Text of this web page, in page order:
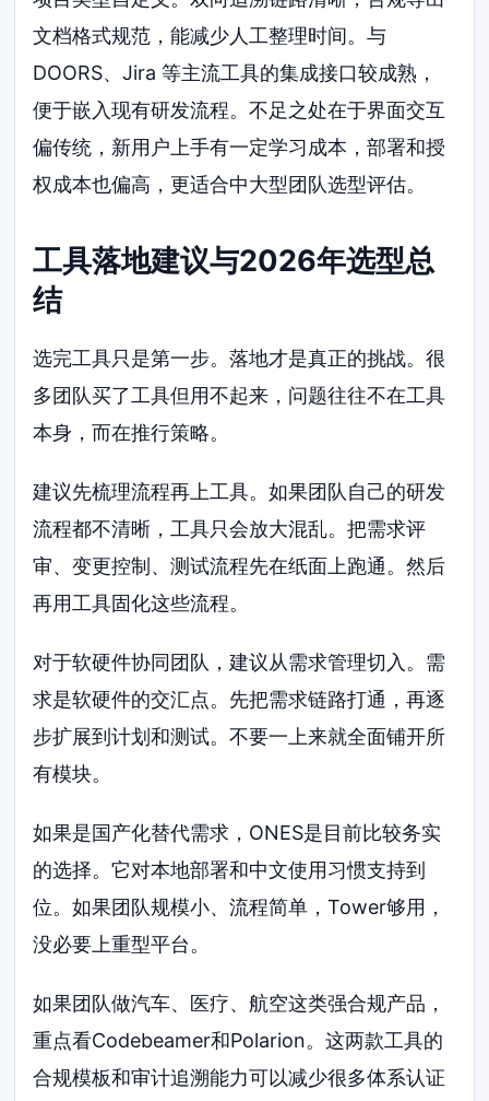
文档格式规范，能减少人工整理时间。与
DOORS、Jira 等主流工具的集成接口较成熟，
便于嵌入现有研发流程。不足之处在于界面交互
偏传统，新用户上手有一定学习成本，部署和授
权成本也偏高，更适合中大型团队选型评估。
工具落地建议与2026年选型总
结
选完工具只是第一步。落地才是真正的挑战。很
多团队买了工具但用不起来，问题往往不在工具
本身，而在推行策略。
建议先梳理流程再上工具。如果团队自己的研发
流程都不清晰，工具只会放大混乱。把需求评
审、变更控制、测试流程先在纸面上跑通。然后
再用工具固化这些流程。
对于软硬件协同团队，建议从需求管理切入。需
求是软硬件的交汇点。先把需求链路打通，再逐
步扩展到计划和测试。不要一上来就全面铺开所
有模块。
如果是国产化替代需求，ONES是目前比较务实
的选择。它对本地部署和中文使用习惯支持到
位。如果团队规模小、流程简单，Tower够用，
没必要上重型平台。
如果团队做汽车、医疗、航空这类强合规产品，
重点看Codebeamer和Polarion。这两款工具的
合规模板和审计追溯能力可以减少很多体系认证